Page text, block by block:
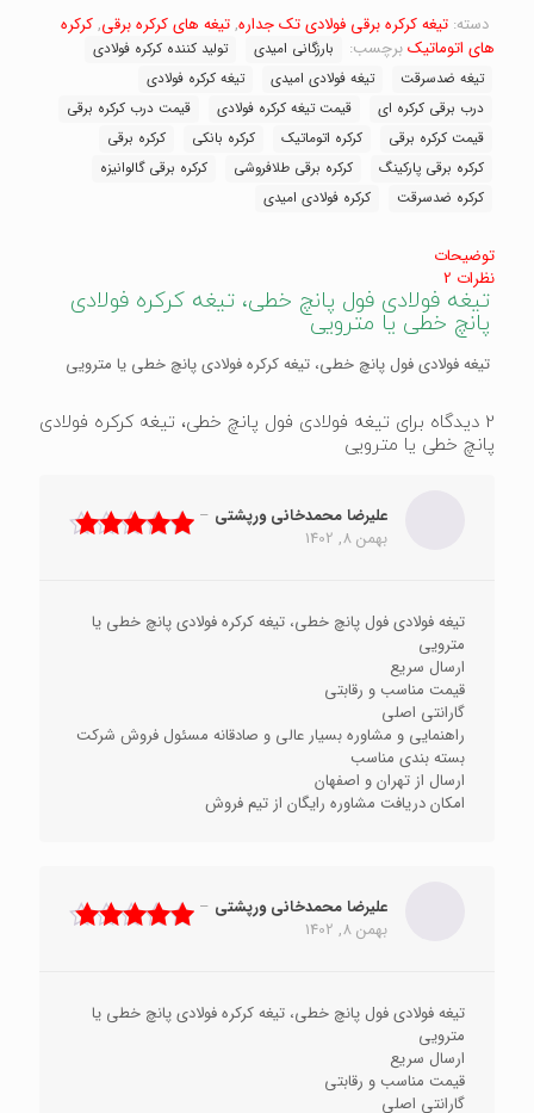
خطی،
تیغه
کرکره
فولادی
پانچ
خطی
مترویی
عدد
دسته: تیغه کرکره برقی فولادی تک جداره,تیغه های کرکره برقی,کرکره
های اتوماتیکبرچسب: بارزگانی امیدی
تولید کننده کرکره فولادی
تیغه ضدسرقت
تیغه فولادی امیدی
تیغه کرکره فولادی
درب برقی کرکره ای
قیمت تیغه کرکره فولادی
قیمت درب کرکره برقی
قیمت کرکره برقی
کرکره اتوماتیک کرکره بانکی
کرکره برقی
کرکره برقی پارکینگ
کرکره برقی طلافروشی
کرکره برقی گالوانیزه
کرکره ضدسرقت
کرکره فولادی امیدی
توضیحات
نظرات 2
تیغه فولادی فول پانچ خطی، تیغه کرکره فولادی
پانچ خطی یا مترویی
تیغه فولادی فول پانچ خطی، تیغه کرکره فولادی پانچ خطی یا مترویی
2 دیدگاه برای
تیغه فولادی فول پانچ خطی، تیغه کرکره فولادی
پانچ خطی یا مترویی
علیرضا محمدخانی ورپشتی –
بهمن 8, 1402
تیغه فولادی فول پانچ خطی، تیغه کرکره فولادی پانچ خطی یا
مترویی
ارسال سریع
قیمت مناسب و رقابتی
گارانتی اصلی
راهنمایی و مشاوره بسیار عالی و صادقانه مسئول فروش شرکت
بسته بندی مناسب
ارسال از تهران و اصفهان
امکان دریافت مشاوره رایگان از تیم فروش
علیرضا محمدخانی ورپشتی –
بهمن 8, 1402
تیغه فولادی فول پانچ خطی، تیغه کرکره فولادی پانچ خطی یا
مترویی
ارسال سریع
قیمت مناسب و رقابتی
گارانتی اصلی